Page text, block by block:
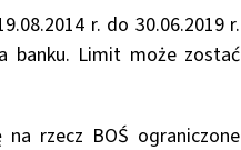
r. do 30.06.2019 r.
banku. Limit może zostać
rzecz BOŚ ograniczone